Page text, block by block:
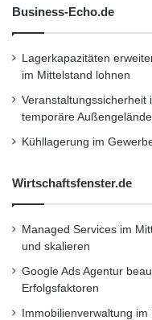
den
Fastback-
Goodwood
Europapremiere
Quelle: ots
Mazda wächst
Business-Echo.de
Lagerkapazitäten
im Mittelstand lohnen
Veranstaltungssicherheit
temporäre Außengelände
Kühllagerung im
Wirtschaftsfenster.de
Managed Services im
und skalieren
Google Ads Agentur
Erfolgsfaktoren
Immobilienverwaltung